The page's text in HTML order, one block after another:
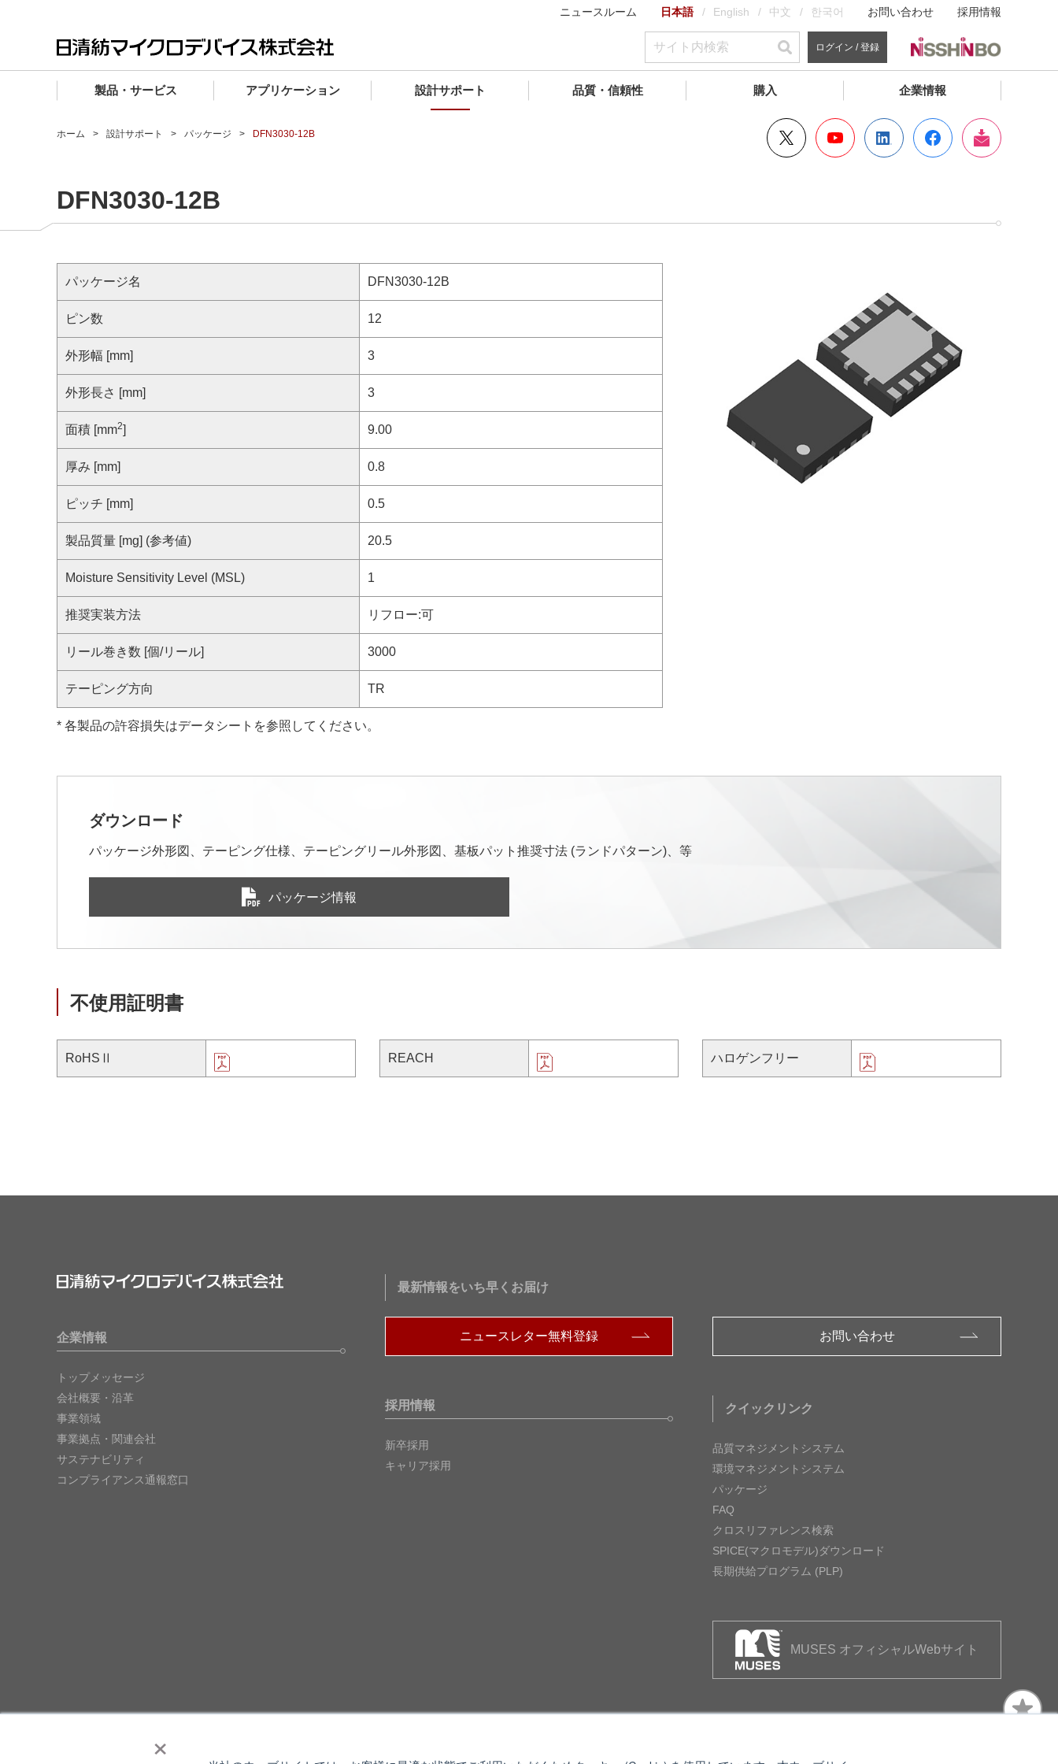
×
ニュースルーム 日本語 English 中文 한국어 お問い合わせ 採用情報
ログイン / 登録
製品・サービス
マイクロ波製品
ファウンドリサービス
クロスリファレンス検索
アプリケーション
車載機器向けIC
産業機器向けIC
マイクロ波
設計サポート
マイクロ波製品
あなたの設計に合わせたサポートコンテンツ
品質・信頼性
電子デバイス製品
マイクロ波製品
購入
マイクロ波製品
企業情報
企業理念
会社概要
事業拠点・関連会社
サステナビリティ
コンプライアンス通報窓口
ホーム 設計サポート パッケージ DFN3030-12B
DFN3030-12B
パッケージ名 DFN3030-12B
ピン数 12
外形幅 [mm] 3
外形長さ [mm] 3
面積 [mm2] 9.00
厚み [mm] 0.8
ピッチ [mm] 0.5
製品質量 [mg] (参考値) 20.5
Moisture Sensitivity Level (MSL) 1
推奨実装方法 リフロー:可
リール巻き数 [個/リール] 3000
テーピング方向 TR
* 各製品の許容損失はデータシートを参照してください。
ダウンロード
パッケージ外形図、テーピング仕様、テーピングリール外形図、基板パット推奨寸法 (ランドパターン)、等
パッケージ情報
不使用証明書
RoHSⅡ REACH ハロゲンフリー
企業情報
トップメッセージ
会社概要・沿革
事業領域
事業拠点・関連会社
サステナビリティ
コンプライアンス通報窓口
最新情報をいち早くお届け
ニュースレター無料登録
採用情報
新卒採用
キャリア採用
お問い合わせ
クイックリンク
品質マネジメントシステム
環境マネジメントシステム
パッケージ
FAQ
クロスリファレンス検索
SPICE(マクロモデル)ダウンロード
長期供給プログラム (PLP)
MUSES オフィシャルWebサイト